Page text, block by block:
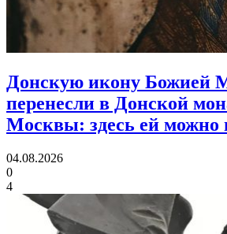
Донскую икону Божией
перенесли в Донской
Москвы: здесь ей можно
04.08.2026
0
4